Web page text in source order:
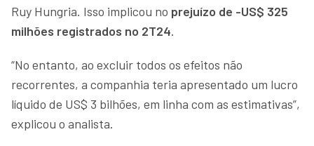
Ruy Hungria. Isso implicou no prejuízo de -US$ 325
milhões registrados no 2T24.
“No entanto, ao excluir todos os efeitos não
recorrentes, a companhia teria apresentado um lucro
líquido de US$ 3 bilhões, em linha com as estimativas”,
explicou o analista.